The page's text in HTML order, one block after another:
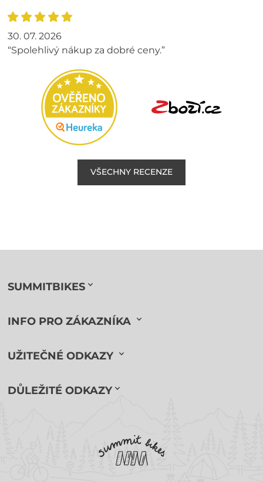
30. 07. 2026
“Spolehlivý nákup za dobré ceny.”
VŠECHNY RECENZE
SUMMITBIKES
INFO PRO ZÁKAZNÍKA
UŽITEČNÉ ODKAZY
DŮLEŽITÉ ODKAZY